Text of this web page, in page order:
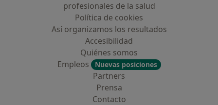
profesionales de la salud
Política de cookies
Así organizamos los resultados
Accesibilidad
Quiénes somos
Empleos
Nuevas posiciones
Partners
Prensa
Contacto